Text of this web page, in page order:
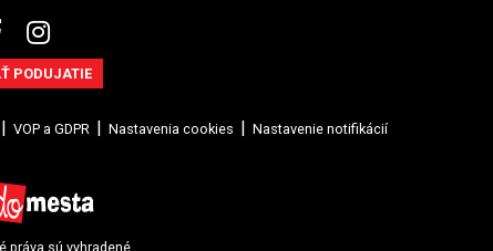
PODUJATIE
VOP a GDPR Nastavenia cookies Nastavenie notifikácií
sú vyhradené.